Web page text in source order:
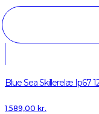
Blue Sea Skillerelæ Ip67
1.589,00 kr.